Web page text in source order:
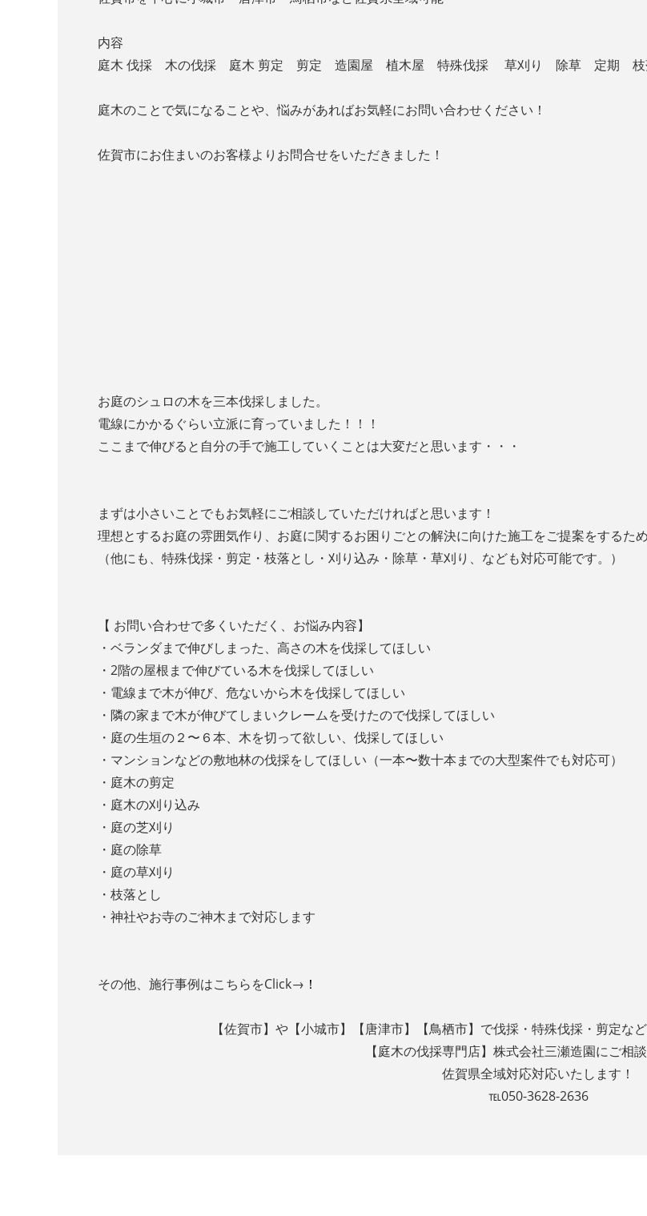
内容
庭木 伐採 木の伐採 庭木 剪定 剪定 造園屋 植木屋 特殊伐採 草刈り 除草 定期
庭木のことで気になることや、悩みがあればお気軽にお問い合わせください！
佐賀市にお住まいのお客様よりお問合せをいただきました！
お庭のシュロの木を三本伐採しました。
電線にかかるぐらい立派に育っていました！！！
ここまで伸びると自分の手で施工していくことは大変だと思います・・・
まずは小さいことでもお気軽にご相談していただければと思います！
理想とするお庭の雰囲気作り、お庭に関するお困りごとの解決に向けた施工をご提案をするた
（他にも、特殊伐採・剪定・枝落とし・刈り込み・除草・草刈り、 なども対応可能です。）
【 お問い合わせで多くいただく、お悩み内容】
・ベランダまで伸びしまった、高さの木を伐採してほしい
・2階の屋根まで伸びている木を伐採してほしい
・電線まで木が伸び、危ないから木を伐採してほしい
・隣の家まで木が伸びてしまいクレームを受けたので伐採してほしい
・庭の生垣の２〜６本、木を切って欲しい、伐採してほしい
・マンションなどの敷地林の伐採をしてほしい（一本〜数十本までの大型案件でも対応可）
・庭木の剪定
・庭木の刈り込み
・庭の芝刈り
・庭の除草
・庭の草刈り
・枝落とし
・神社やお寺のご神木まで対応します
その他、施行事例はこちらをClick→ ！
【佐賀市】や【小城市】【唐津市】【鳥栖市】で伐採・特殊伐採・剪定な
【庭木の伐採専門店】株式会社三瀬造園にご相談
佐賀県全域対応対応いたします！
℡050-3628-2636